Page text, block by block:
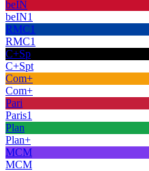
beIN
beIN1
RMC1
RMC1
C+Sp
C+Spt
Com+
Com+
Pari
Paris1
Plan
Plan+
MCM
MCM